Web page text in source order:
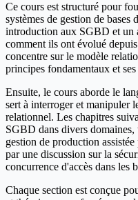
Ce cours est structuré pour
systèmes de gestion de bases
introduction aux SGBD et un
comment ils ont évolué
concentre sur le modèle
principes fondamentaux et
Ensuite, le cours aborde le
sert à interroger et manipuler
relationnel. Les chapitres
SGBD dans divers domaines,
gestion de production
par une discussion sur la
concurrence d'accès dans les
Chaque section est conçue